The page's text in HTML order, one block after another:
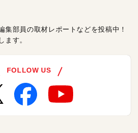
集部員の取材レポートなどを投稿中！
ます。
FOLLOW US